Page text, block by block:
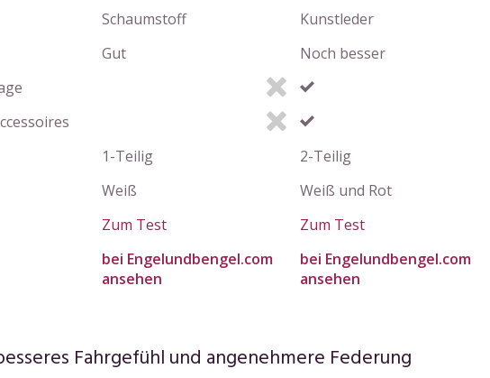
Schaumstoff
Kunstleder
Gut
Noch besser
1-Teilig
2-Teilig
Weiß
Weiß und Rot
Zum Test
Zum Test
bei Engelundbengel.com
ansehen
bei Engelundbengel.com
ansehen
Fahrgefühl und angenehmere Federung